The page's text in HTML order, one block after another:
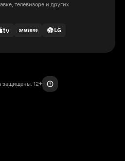
телевизоре и других
12+